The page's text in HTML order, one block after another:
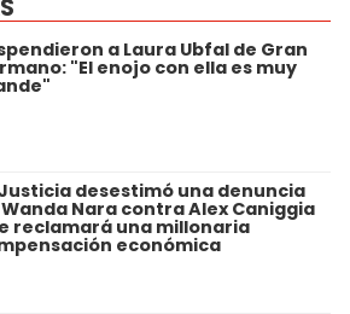
a Laura Ubfal de Gran
"El enojo con ella es muy
desestimó una denuncia
Nara contra Alex Caniggia
reclamará una millonaria
económica